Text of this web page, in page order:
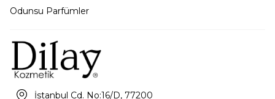
Odunsu Parfümler
İstanbul Cd. No:16/D, 77200